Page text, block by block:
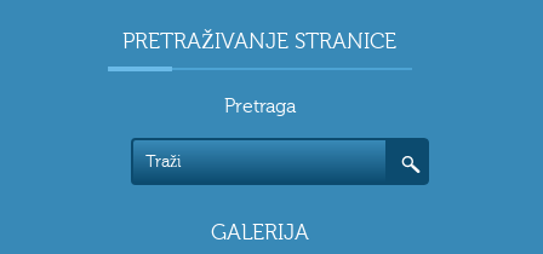
PRETRAŽIVANJE STRANICE
Pretraga
GALERIJA